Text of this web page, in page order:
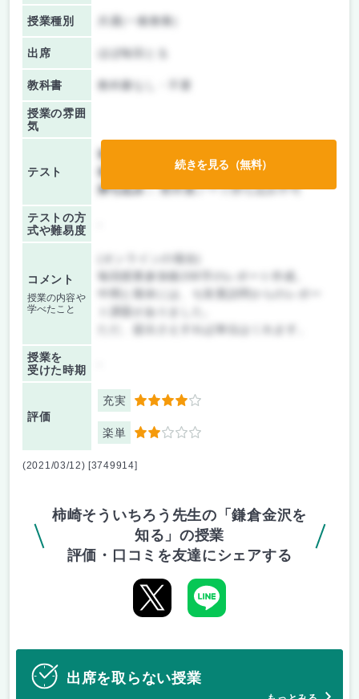
授業種別 共通(一般教養)
出席 ほぼ毎回とる
教科書 教科書なし・不要
授業の雰囲
気
テスト
前期/中間：
後期/期末：
レポートのみ
持ち込み：教科書ノート持ち込み不可
テストの方
式や難易度
コメント
授業の内容や
学べたこと
毎回授業参加後200字のレポート作成。
ト課題がありました。
授業を
受けた時期
評価
充実 4
楽単 2
続きを見る（無料）
(2021/03/12) [3749914]
柿崎そういちろう先生の「鎌倉金沢を
知る」の授業
評価・口コミを友達にシェアする
出席を取らない授業